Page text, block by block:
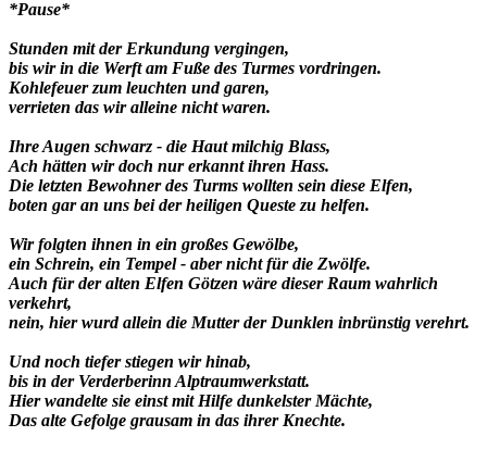
*Pause*
Stunden mit der Erkundung vergingen,
bis wir in die Werft am Fuße des Turmes vordringen.
Kohlefeuer zum leuchten und garen,
verrieten das wir alleine nicht waren.
Ihre Augen schwarz - die Haut milchig Blass,
Ach hätten wir doch nur erkannt ihren Hass.
Die letzten Bewohner des Turms wollten sein diese Elfen,
boten gar an uns bei der heiligen Queste zu helfen.
Wir folgten ihnen in ein großes Gewölbe,
ein Schrein, ein Tempel - aber nicht für die Zwölfe.
Auch für der alten Elfen Götzen wäre dieser Raum wahrlich
verkehrt,
nein, hier wurd allein die Mutter der Dunklen inbrünstig verehrt.
Und noch tiefer stiegen wir hinab,
bis in der Verderberinn Alptraumwerkstatt.
Hier wandelte sie einst mit Hilfe dunkelster Mächte,
Das alte Gefolge grausam in das ihrer Knechte.